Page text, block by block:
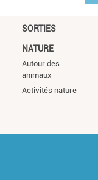
SORTIES
NATURE
Autour des
animaux
Activités nature